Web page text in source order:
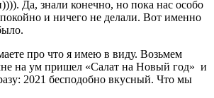
Да, знали конечно, но пока нас особо
и ничего не делали. Вот именно
про что я имею в виду. Возьмем
на ум пришел «Салат на Новый год» и
2021 бесподобно вкусный. Что мы